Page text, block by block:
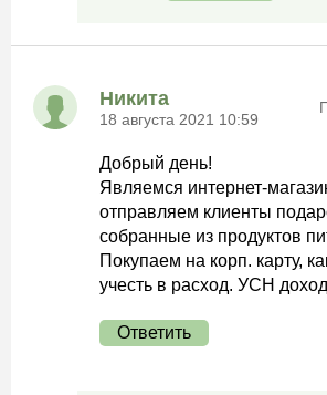
Никита
18 августа 2021 10:59
Добрый день!
Являемся интернет-
отправляем клиенты
собранные из продуктов
Покупаем на корп. карту,
учесть в расход. УСН
Ответить